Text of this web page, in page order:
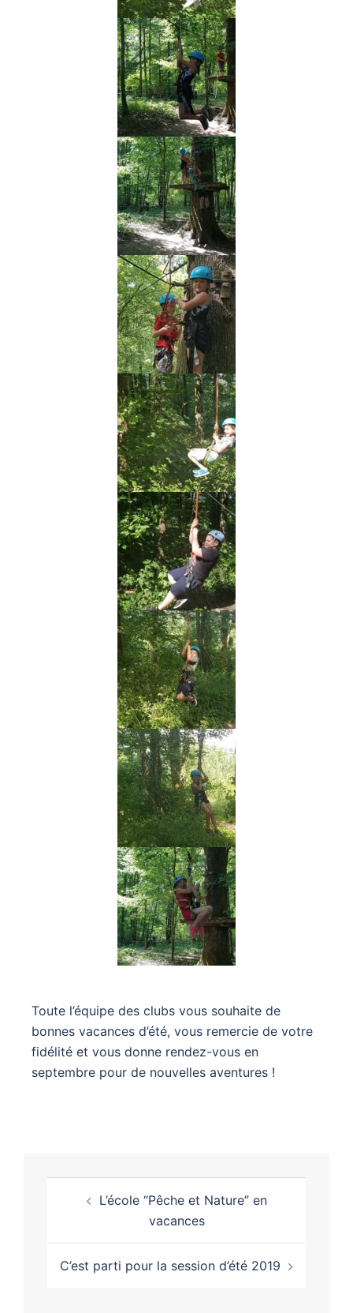
Toute l’équipe des clubs vous souhaite de
bonnes vacances d’été, vous remercie de votre
fidélité et vous donne rendez-vous en
septembre pour de nouvelles aventures !
L’école “Pêche et Nature” en
vacances
C’est parti pour la session d’été 2019